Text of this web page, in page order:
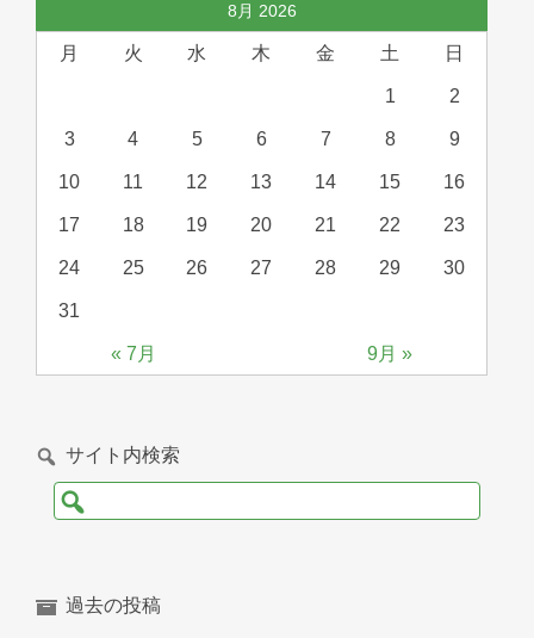
8月 2026
月 火 水 木 金 土 日
1 2
3 4 5 6 7 8 9
10 11 12 13 14 15 16
17 18 19 20 21 22 23
24 25 26 27 28 29 30
31
« 7月 9月 »
サイト内検索
検
索:
過去の投稿